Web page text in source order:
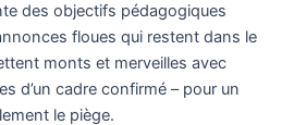
des objectifs pédagogiques
floues qui restent dans le
monts et merveilles avec
d’un cadre confirmé – pour un
le piège.